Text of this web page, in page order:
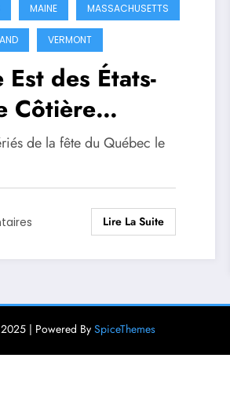
MAINE MASSACHUSETTS
VERMONT
des États-
Côtière
de la fête du Québec le
Lire La Suite
| Powered By SpiceThemes